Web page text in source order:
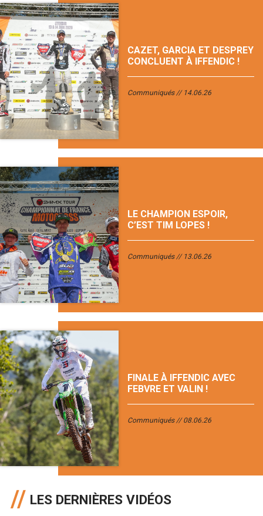
CAZET, GARCIA ET DESPREY
CONCLUENT À IFFENDIC !
Communiqués 14.06.26
LE CHAMPION ESPOIR,
C’EST TIM LOPES !
Communiqués 13.06.26
FINALE À IFFENDIC AVEC
FEBVRE ET VALIN !
Communiqués 08.06.26
LES DERNIÈRES VIDÉOS